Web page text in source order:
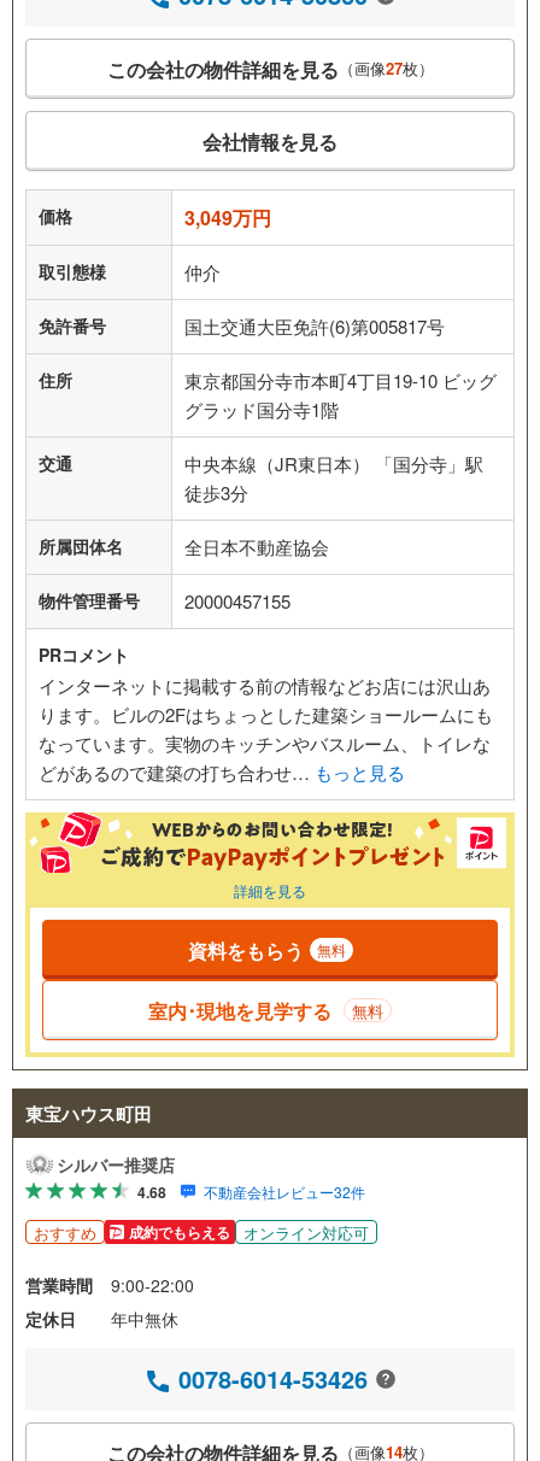
この会社の物件詳細を見る （画像27枚）
会社情報を見る
価格 3,049万円
取引態様 仲介
免許番号 国土交通大臣免許(6)第005817号
住所
東京都国分寺市本町4丁目19-10 ビッグ
グラッド国分寺1階
交通
中央本線（JR東日本） 「国分寺」駅
徒歩3分
所属団体名 全日本不動産協会
物件管理番号 20000457155
PRコメント
インターネットに掲載する前の情報などお店には沢山あ
ります。ビルの2Fはちょっとした建築ショールームにも
なっています。実物のキッチンやバスルーム、トイレな
どがあるので建築の打ち合わせ… もっと見る
詳細を見る
資料をもらう 無料
室内･現地を見学する 無料
東宝ハウス町田
シルバー推奨店
4.68 不動産会社レビュー32件
おすすめ 成約でもらえる オンライン対応可
営業時間
9:00-22:00
定休日
年中無休
0078-6014-53426
この会社の物件詳細を見る （画像14枚）